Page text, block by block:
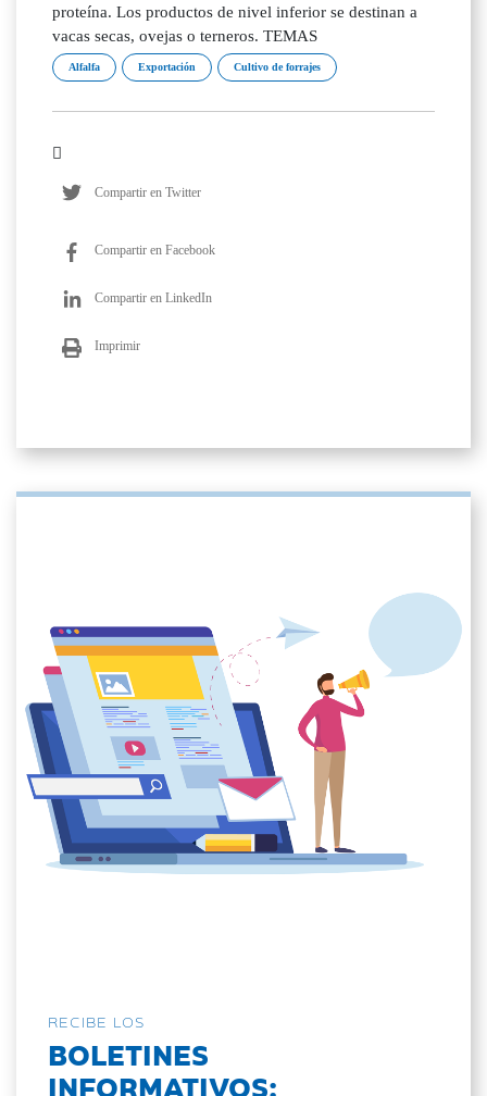
proteína. Los productos de nivel inferior se destinan a
vacas secas, ovejas o terneros. TEMAS
Alfalfa Exportación Cultivo de forrajes
Compartir en Twitter
Compartir en Facebook
Compartir en LinkedIn
Imprimir
RECIBE LOS
BOLETINES
INFORMATIVOS: